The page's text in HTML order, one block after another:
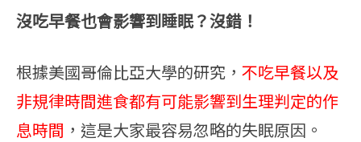
沒吃早餐也會影響到睡眠？沒錯！
根據美國哥倫比亞大學的研究， 不吃早餐以及
非規律時間進食都有可能影響到生理判定的作
息時間 ，這是大家最容易忽略的失眠原因。